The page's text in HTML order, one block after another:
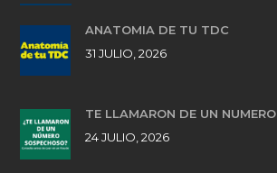
ANATOMÍA DE TU TDC
31 JULIO, 2026
TE LLAMARON DE UN NÚMERO
24 JULIO, 2026